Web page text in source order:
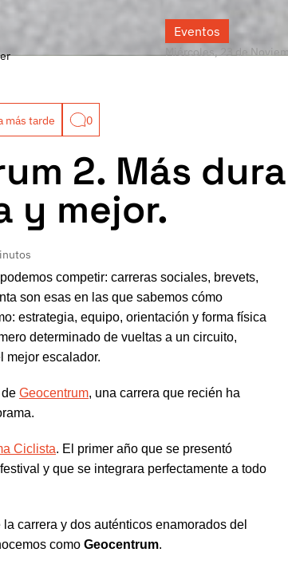
Eventos
Miércoles, 23 de
más tarde 0
2. Más
y mejor.
competir: carreras sociales, brevets,
son esas en las que sabemos cómo
estrategia, equipo, orientación y forma física
determinado de vueltas a un circuito,
mejor escalador.
deGeocentrum, una carrera que recién ha
Ciclista. El primer año que se presentó
y que se integrara perfectamente a todo
carrera y dos auténticos enamorados del
comoGeocentrum.